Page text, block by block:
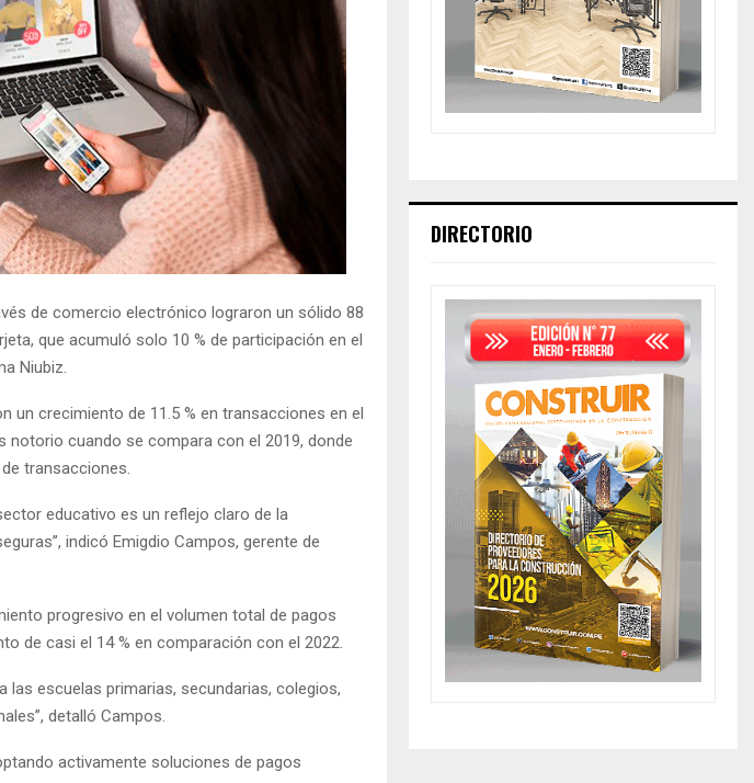
de comercio electrónico lograron un sólido 88
que acumuló solo 10 % de participación en el
Niubiz.
un crecimiento de 11.5 % en transacciones en el
notorio cuando se compara con el 2019, donde
transacciones.
educativo es un reflejo claro de la
indicó Emigdio Campos, gerente de
progresivo en el volumen total de pagos
de casi el 14 % en comparación con el 2022.
las escuelas primarias, secundarias, colegios,
detalló Campos.
activamente soluciones de pagos
DIRECTORIO